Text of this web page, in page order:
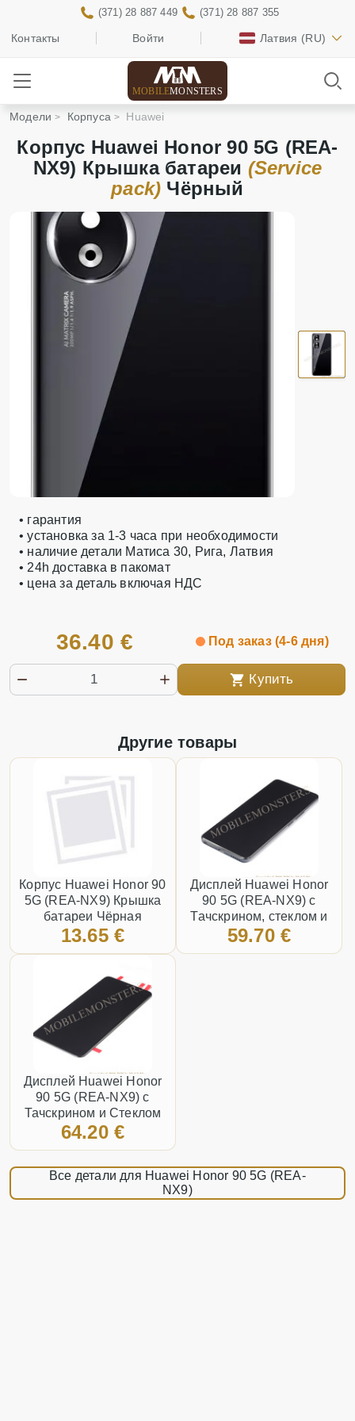
Контакты Войти Латвия (RU)
(371) 28 887 449 (371) 28 887 355
MOBILEMONSTERS
Модели Корпуса Huawei
Корпус Huawei Honor 90 5G (REA-
NX9) Крышка батареи (Service
pack) Чёрный
36.40 €
Купить
Под заказ (4-6 дня)
• гарантия
• установка за 1-3 часа при необходимости
• наличие детали Матиса 30, Рига, Латвия
• 24h доставка в пакомат
• цена за деталь включая НДС
Другие товары
Корпус Huawei Honor 90
5G (REA-NX9) Крышка
батареи Чёрная
13.65 €
Дисплей Huawei Honor
90 5G (REA-NX9) с
Тачскрином, стеклом и
рамкой Чёрный
59.70 €
Дисплей Huawei Honor
90 5G (REA-NX9) с
Тачскрином и Стеклом
Чёрный
64.20 €
Все детали для Huawei Honor 90 5G (REA-
NX9)